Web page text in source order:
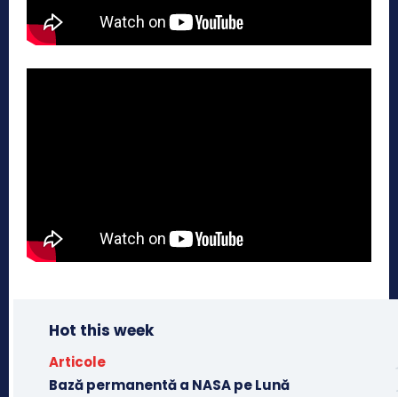
Hot this week
Articole
Bază permanentă a NASA pe Lună